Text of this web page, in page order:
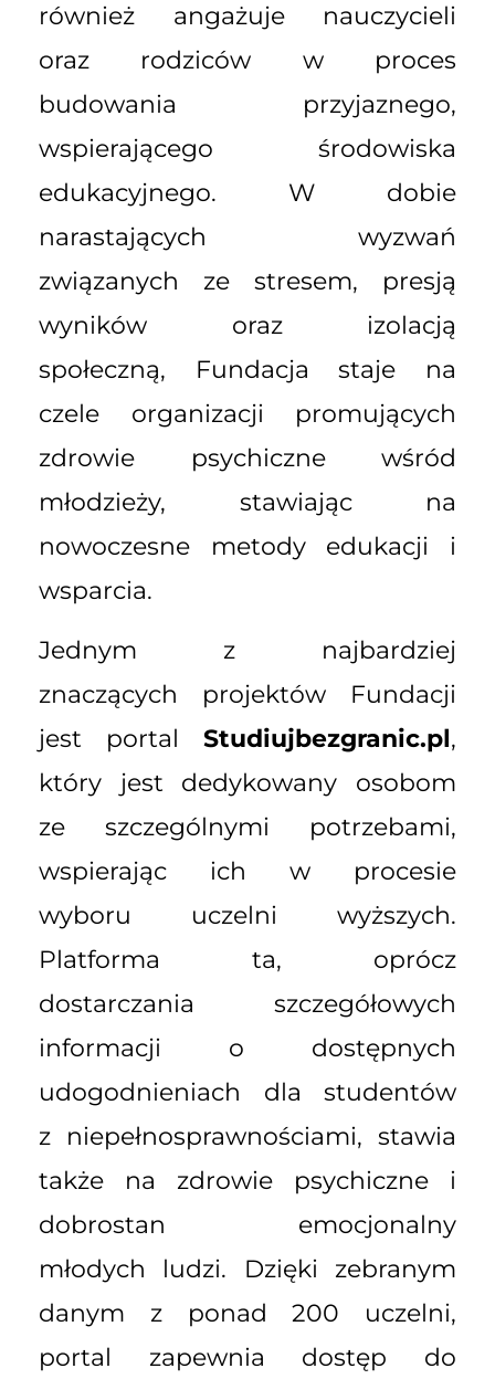
również angażuje nauczycieli
oraz rodziców w proces
budowania przyjaznego,
wspierającego środowiska
edukacyjnego. W dobie
narastających wyzwań
związanych ze stresem, presją
wyników oraz izolacją
społeczną, Fundacja staje na
czele organizacji promujących
zdrowie psychiczne wśród
młodzieży, stawiając na
nowoczesne metody edukacji i
wsparcia.
Jednym z najbardziej
znaczących projektów Fundacji
jest portal Studiujbezgranic.pl,
który jest dedykowany osobom
ze szczególnymi potrzebami,
wspierając ich w procesie
wyboru uczelni wyższych.
Platforma ta, oprócz
dostarczania szczegółowych
informacji o dostępnych
udogodnieniach dla studentów
z niepełnosprawnościami, stawia
także na zdrowie psychiczne i
dobrostan emocjonalny
młodych ludzi. Dzięki zebranym
danym z ponad 200 uczelni,
portal zapewnia dostęp do